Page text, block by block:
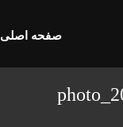
صفحه اصلی